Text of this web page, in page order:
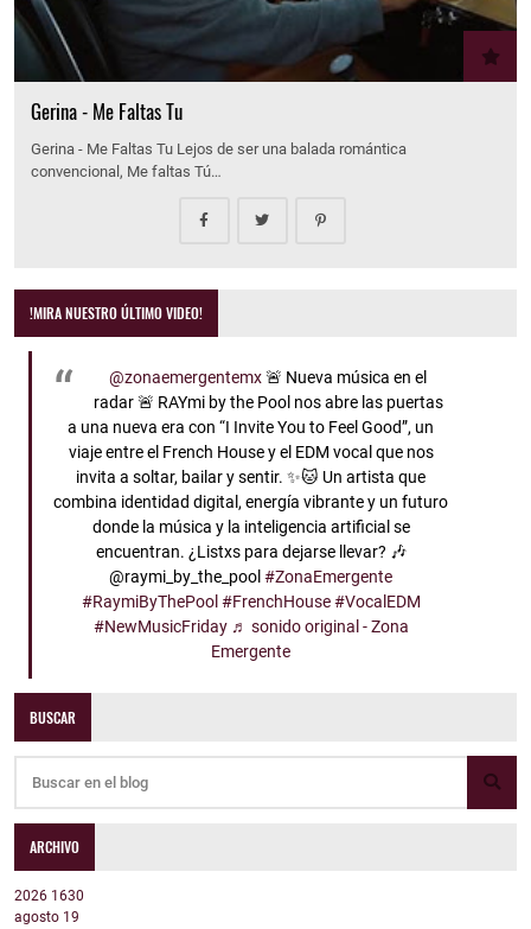
Gerina - Me Faltas Tu
Gerina - Me Faltas Tu Lejos de ser una balada romántica
convencional, Me faltas Tú…
!MIRA NUESTRO ÚLTIMO VIDEO!
@zonaemergentemx🚨 Nueva música en el
radar 🚨 RAYmi by the Pool nos abre las puertas
a una nueva era con “I Invite You to Feel Good”, un
viaje entre el French House y el EDM vocal que nos
invita a soltar, bailar y sentir. ✨🐱 Un artista que
combina identidad digital, energía vibrante y un futuro
donde la música y la inteligencia artificial se
encuentran. ¿Listxs para dejarse llevar? 🎶
@raymi_by_the_pool#ZonaEmergente
#RaymiByThePool #FrenchHouse #VocalEDM
#NewMusicFriday ♬ sonido original - Zona
Emergente
BUSCAR
ARCHIVO
2026 1630
agosto 19